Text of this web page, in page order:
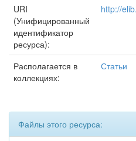
URI
(Унифицированный
идентификатор
ресурса):
http://
Располагается в
коллекциях:
Статьи
Файлы этого ресурса: